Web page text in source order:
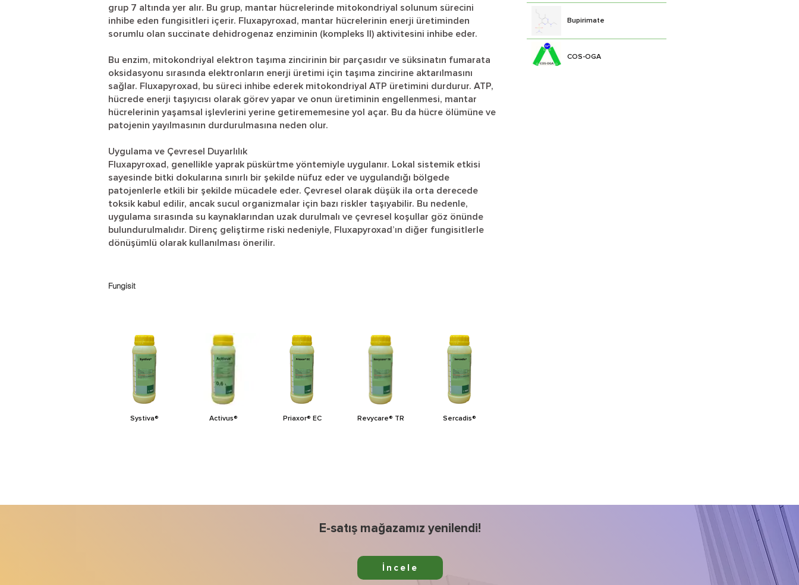
grup 7 altında yer alır. Bu grup, mantar hücrelerinde mitokondriyal solunum sürecini
inhibe eden fungisitleri içerir. Fluxapyroxad, mantar hücrelerinin enerji üretiminden
sorumlu olan succinate dehidrogenaz enziminin (kompleks II) aktivitesini inhibe eder.
Bu enzim, mitokondriyal elektron taşıma zincirinin bir parçasıdır ve süksinatın fumarata
oksidasyonu sırasında elektronların enerji üretimi için taşıma zincirine aktarılmasını
sağlar. Fluxapyroxad, bu süreci inhibe ederek mitokondriyal ATP üretimini durdurur. ATP,
hücrede enerji taşıyıcısı olarak görev yapar ve onun üretiminin engellenmesi, mantar
hücrelerinin yaşamsal işlevlerini yerine getirememesine yol açar. Bu da hücre ölümüne ve
patojenin yayılmasının durdurulmasına neden olur.
Uygulama ve Çevresel Duyarlılık
Fluxapyroxad, genellikle yaprak püskürtme yöntemiyle uygulanır. Lokal sistemik etkisi
sayesinde bitki dokularına sınırlı bir şekilde nüfuz eder ve uygulandığı bölgede
patojenlerle etkili bir şekilde mücadele eder. Çevresel olarak düşük ila orta derecede
toksik kabul edilir, ancak sucul organizmalar için bazı riskler taşıyabilir. Bu nedenle,
uygulama sırasında su kaynaklarından uzak durulmalı ve çevresel koşullar göz önünde
bulundurulmalıdır. Direnç geliştirme riski nedeniyle, Fluxapyroxad’ın diğer fungisitlerle
dönüşümlü olarak kullanılması önerilir.
Fungisit
Systiva® Activus® Priaxor® EC Revycare® TR Sercadis®
Bupirimate
COS-OGA
E-satış mağazamız yenilendi!
İncele